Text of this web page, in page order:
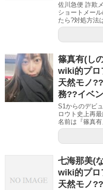
佐川急便 詐欺
ショートメー
たら?対処方法
篠真有(し
wiki的プロ
天然モノ
務??イベ
S1からのデビ
ロウト史上再
名前は『篠真有
七海那美(
wiki的プロ
天然モノ